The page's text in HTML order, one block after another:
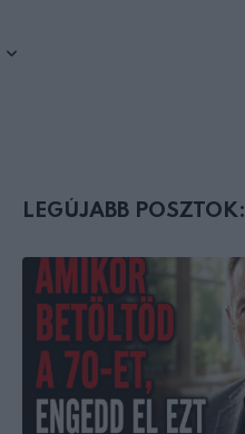
LEGÚJABB POSZTOK: